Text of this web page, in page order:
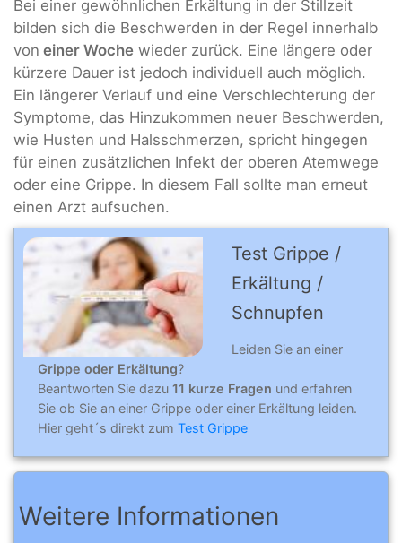
Bei einer gewöhnlichen Erkältung in der Stillzeit
bilden sich die Beschwerden in der Regel innerhalb
von einer Woche wieder zurück. Eine längere oder
kürzere Dauer ist jedoch individuell auch möglich.
Ein längerer Verlauf und eine Verschlechterung der
Symptome, das Hinzukommen neuer Beschwerden,
wie Husten und Halsschmerzen, spricht hingegen
für einen zusätzlichen Infekt der oberen Atemwege
oder eine Grippe. In diesem Fall sollte man erneut
einen Arzt aufsuchen.
Test Grippe /
Erkältung /
Schnupfen
Leiden Sie an einer
Grippe oder Erkältung?
Beantworten Sie dazu 11 kurze Fragen und erfahren
Sie ob Sie an einer Grippe oder einer Erkältung leiden.
Hier geht´s direkt zum Test Grippe
Weitere Informationen